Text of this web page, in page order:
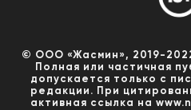
© ООО «Жасмин», 2019-
Полная или частичная
допускается только с
редакции. При
активная ссылка на